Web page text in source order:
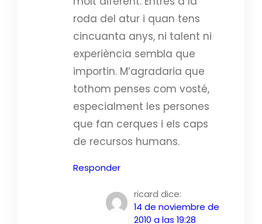
roda del atur i quan tens
cincuanta anys, ni talent ni
experiència sembla que
importin. M’agradaria que
tothom penses com vosté,
especialment les persones
que fan cerques i els caps
de recursos humans.
Responder
ricard dice:
14 de noviembre de
2010 a las 19:28